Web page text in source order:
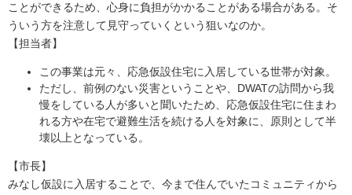
ことができるため、心身に負担がかかることがある場合がある。そ
ういう方を注意して見守っていくという狙いなのか。
【担当者】
この事業は元々、応急仮設住宅に入居している世帯が対象。
ただし、前例のない災害ということや、DWATの訪問から我
慢をしている人が多いと聞いたため、応急仮設住宅に住まわ
れる方や在宅で避難生活を続ける人を対象に、原則として半
壊以上となっている。
【市長】
みなし仮設に入居することで、今まで住んでいたコミュニティから